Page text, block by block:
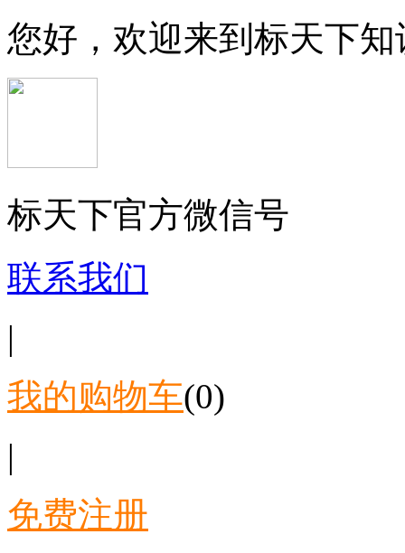
您好，欢迎来到标天下
标天下官方微信号
联系我们
|
我的购物车(0)
|
免费注册